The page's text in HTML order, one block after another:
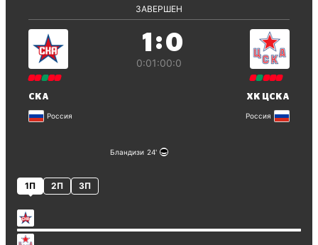
ЗАВЕРШЕН
СКА
Россия
1 :0
0:01:00:0
ХК ЦСКА
Россия
Бландизи 24
1П 2П 3П